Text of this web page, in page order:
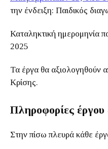
την ένδειξη: Παιδικός
Καταληκτική ημερομηνία
2025
Τα έργα θα αξιολογηθούν
Κρίσης.
Πληροφορίες
Στην πίσω πλευρά κάθε